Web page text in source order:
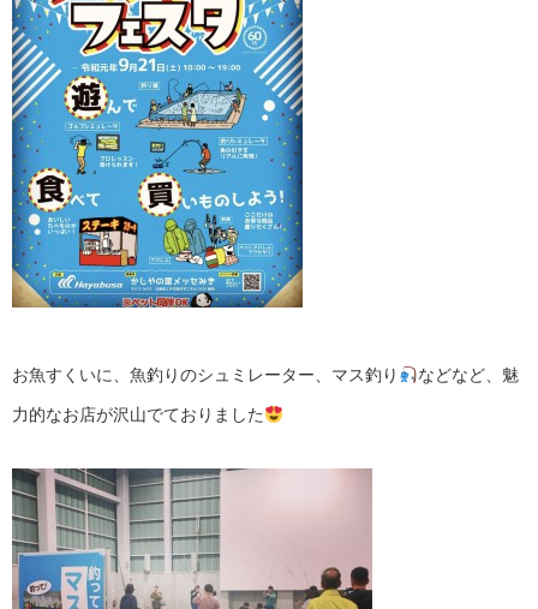
お魚すくいに、魚釣りのシュミレーター、マス釣り などなど、魅
力的なお店が沢山でておりました